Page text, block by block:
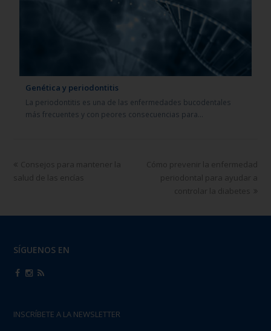
Genética y periodontitis
La periodontitis es una de las enfermedades bucodentales
más frecuentes y con peores consecuencias para…
Consejos para mantener la
salud de las encías
Cómo prevenir la enfermedad
periodontal para ayudar a
controlar la diabetes
SÍGUENOS EN
INSCRÍBETE A LA NEWSLETTER